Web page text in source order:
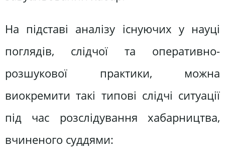
На підставі аналізу існуючих у науці
поглядів, слідчої та оперативно-
розшукової практики, можна
виокремити такі типові слідчі ситуації
під час розслідування хабарництва,
вчиненого суддями: